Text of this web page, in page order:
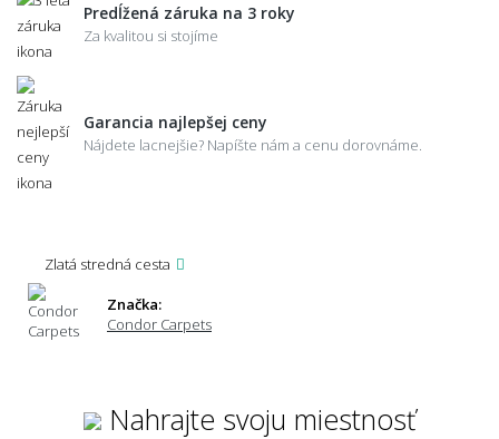
Predĺžená záruka na 3 roky
Za kvalitou si stojíme
Garancia najlepšej ceny
Nájdete lacnejšie? Napíšte nám a cenu dorovnáme.
Zlatá stredná cesta
Značka:
Condor Carpets
Nahrajte svoju miestnosť